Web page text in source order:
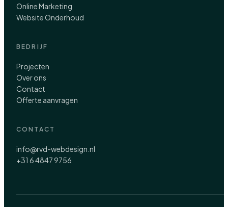
Online Marketing
Website Onderhoud
BEDRIJF
Projecten
Over ons
Contact
Offerte aanvragen
CONTACT
info@rvd-webdesign.nl
+31 6 4847 9756